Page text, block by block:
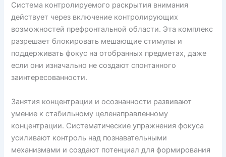
Система контролируемого раскрытия внимания
действует через включение контролирующих
возможностей префронтальной области. Эта комплекс
разрешает блокировать мешающие стимулы и
поддерживать фокус на отобранных предметах, даже
если они изначально не создают спонтанного
заинтересованности.
Занятия концентрации и осознанности развивают
умение к стабильному целенаправленному
концентрации. Систематические упражнения фокуса
усиливают контроль над познавательными
механизмами и создают потенциал для формирования